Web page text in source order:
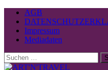
AGB
Impressum
Mediadaten
Suchen
nach: